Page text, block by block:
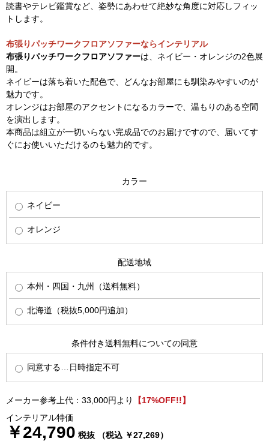
読書やテレビ鑑賞など、姿勢にあわせて絶妙な角度に対応しフィッ
トします。
布張りパッチワークフロアソファーならインテリアル
布張りパッチワークフロアソファーは、ネイビー・オレンジの2色展
開。
ネイビーは落ち着いた配色で、どんなお部屋にも馴染みやすいのが
魅力です。
オレンジはお部屋のアクセントになるカラーで、温もりのある空間
を演出します。
本商品は組立が一切いらない完成品でのお届けですので、届いてす
ぐにお使いいただけるのも魅力的です。
カラー
ネイビー
オレンジ
配送地域
本州・四国・九州（送料無料）
北海道（税抜5,000円追加）
条件付き送料無料についての同意
同意する…日時指定不可
メーカー参考上代：33,000円より
【17%OFF!!】
インテリアル特価
￥24,790 税抜 （税込 ￥27,269）